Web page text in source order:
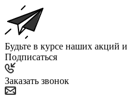
Будьте в курсе наших акций
Подписаться
Заказать звонок